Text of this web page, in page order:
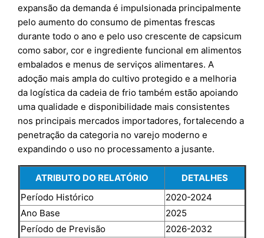
expansão da demanda é impulsionada principalmente
pelo aumento do consumo de pimentas frescas
durante todo o ano e pelo uso crescente de capsicum
como sabor, cor e ingrediente funcional em alimentos
embalados e menus de serviços alimentares. A
adoção mais ampla do cultivo protegido e a melhoria
da logística da cadeia de frio também estão apoiando
uma qualidade e disponibilidade mais consistentes
nos principais mercados importadores, fortalecendo a
penetração da categoria no varejo moderno e
expandindo o uso no processamento a jusante.
ATRIBUTO DO RELATÓRIO
DETALHES
Período Histórico
2020-2024
Ano Base
2025
Período de Previsão
2026-2032